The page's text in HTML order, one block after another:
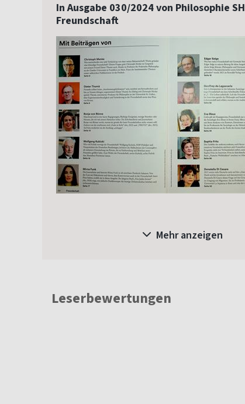
In Ausgabe 030/2024 von Philosophie SH
Freundschaft
Mehr anzeigen
Leserbewertungen